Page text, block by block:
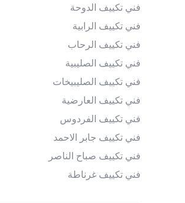
فني تكييف الدوحة
فني تكييف الرابية
فني تكييف الرحاب
فني تكييف الصليبية
فني تكييف الصليبيخات
فني تكييف العارضية
فني تكييف الفردوس
فني تكييف جابر الاحمد
فني تكييف صباح الناصر
فني تكييف غرناطة